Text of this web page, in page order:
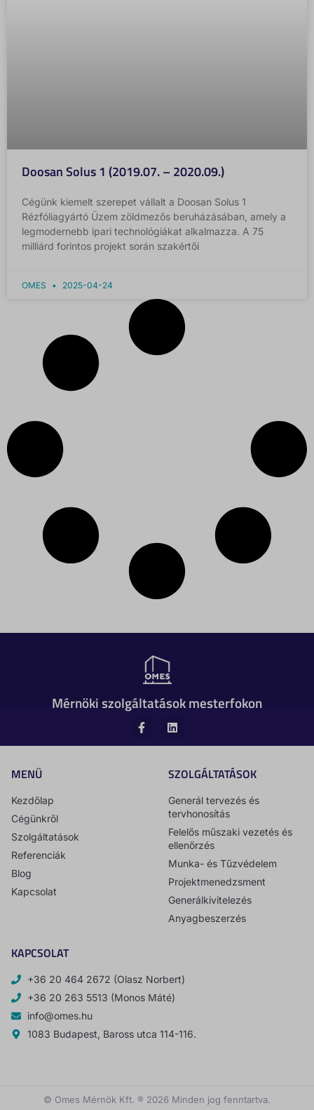
Doosan Solus 1 (2019.07. – 2020.09.)
Cégünk kiemelt szerepet vállalt a Doosan Solus 1
Rézfóliagyártó Üzem zöldmezős beruházásában, amely a
legmodernebb ipari technológiákat alkalmazza. A 75
milliárd forintos projekt során szakértői
OMES 2025-04-24
Mérnöki szolgáltatások mesterfokon
MENÜ
Kezdőlap
Cégünkről
Szolgáltatások
Referenciák
Blog
Kapcsolat
SZOLGÁLTATÁSOK
Generál tervezés és
tervhonosítás
Felelős műszaki vezetés és
ellenőrzés
Munka- és Tűzvédelem
Projektmenedzsment
Generálkivitelezés
Anyagbeszerzés
KAPCSOLAT
+36 20 464 2672 (Olasz Norbert)
+36 20 263 5513 (Monos Máté)
info@omes.hu
1083 Budapest, Baross utca 114-116.
© Omes Mérnök Kft. ® 2026 Minden jog fenntartva.